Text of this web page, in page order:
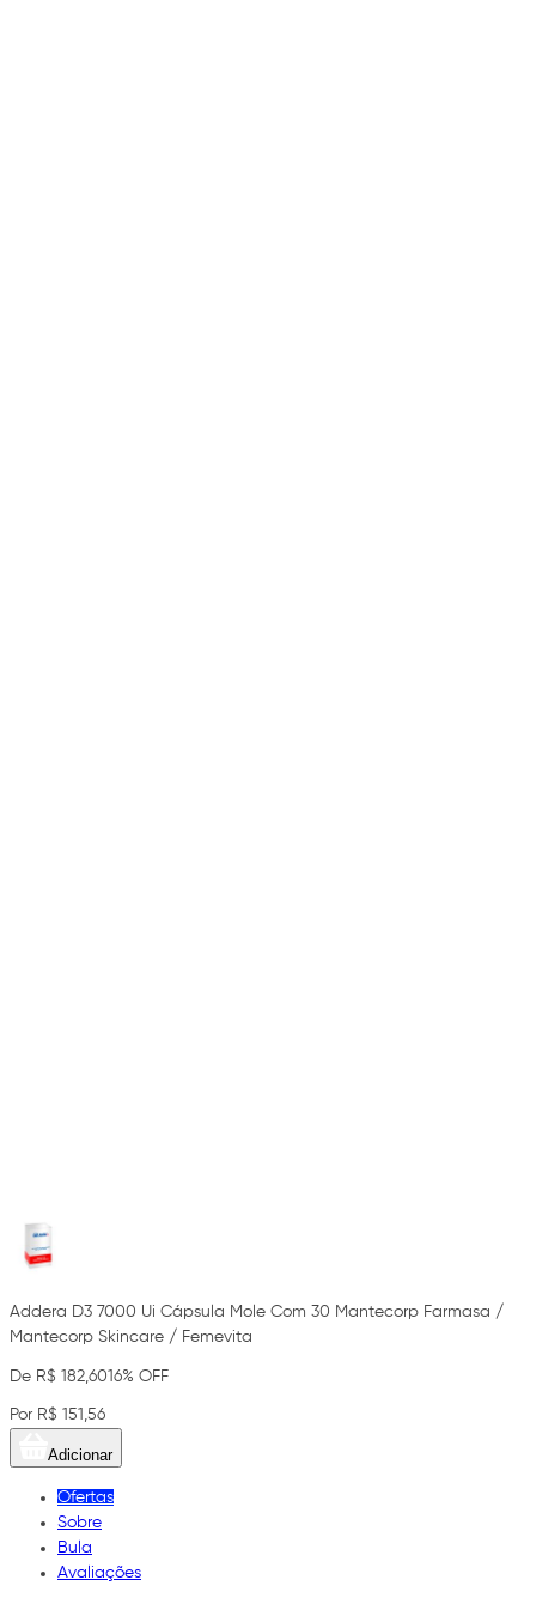
Addera D3 7000 Ui Cápsula Mole Com 30 Mantecorp Farmasa /
Mantecorp Skincare / Femevita
De R$ 182,6016% OFF
Por R$ 151,56
Adicionar
Ofertas
Sobre
Bula
Avaliações